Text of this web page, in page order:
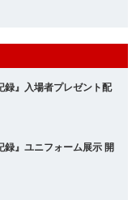
録』入場者プレゼント配
録』ユニフォーム展示 開